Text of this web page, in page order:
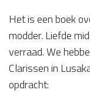
Het is een boek
modder. Liefde
verraad. We
Clarissen in
opdracht: